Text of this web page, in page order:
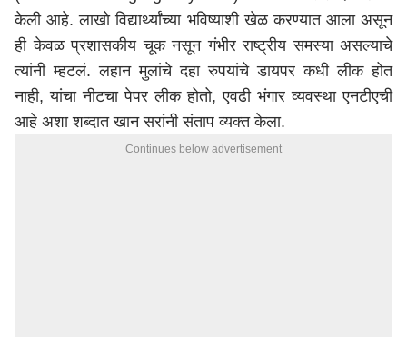
केली आहे. लाखो विद्यार्थ्यांच्या भविष्याशी खेळ करण्यात आला असून
ही केवळ प्रशासकीय चूक नसून गंभीर राष्ट्रीय समस्या असल्याचे
त्यांनी म्हटलं. लहान मुलांचे दहा रुपयांचे डायपर कधी लीक होत
नाही, यांचा नीटचा पेपर लीक होतो, एवढी भंगार व्यवस्था एनटीएची
आहे अशा शब्दात खान सरांनी संताप व्यक्त केला.
Continues below advertisement